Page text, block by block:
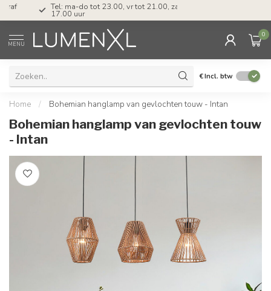
Tel: ma-do tot 23.00, vr tot 21.00, za tot
17.00 uur
MENU
0
€Incl. btw
Home / Bohemian hanglamp van gevlochten touw - Intan
Bohemian hanglamp van gevlochten touw
- Intan